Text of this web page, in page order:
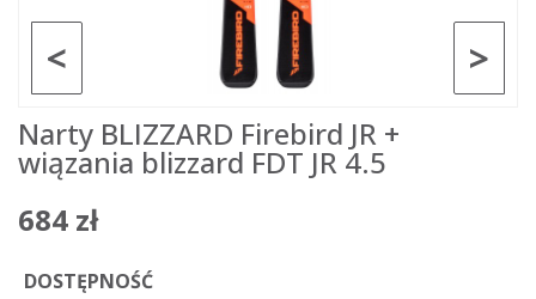
>
<
Narty BLIZZARD Firebird JR +
wiązania blizzard FDT JR 4.5
684 zł
DOSTĘPNOŚĆ